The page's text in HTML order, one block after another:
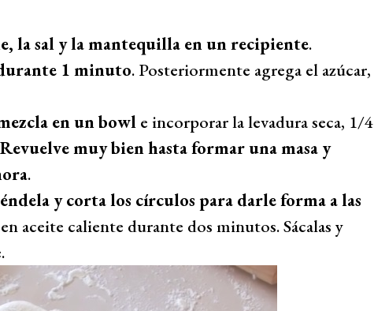
la sal y la mantequilla en un recipiente.
1 minuto. Posteriormente agrega el azúcar,
en un bowl e incorporar la levadura seca, 1/4
Revuelve muy bien hasta formar una masa y
.
y corta los círculos para darle forma a las
aceite caliente durante dos minutos. Sácalas y